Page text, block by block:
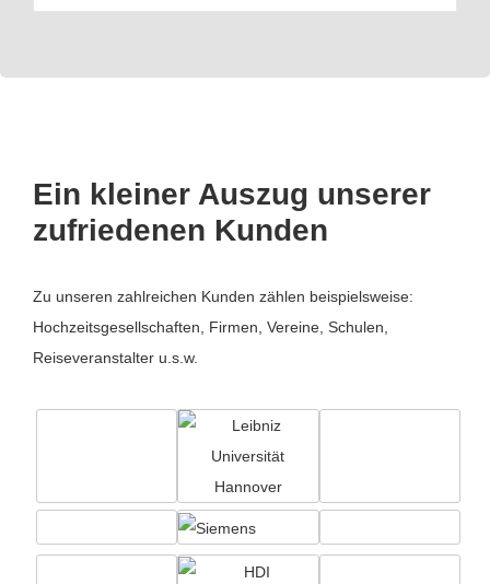
Ein kleiner Auszug unserer
zufriedenen Kunden
Zu unseren zahlreichen Kunden zählen beispielsweise:
Hochzeitsgesellschaften, Firmen, Vereine, Schulen,
Reiseveranstalter u.s.w.